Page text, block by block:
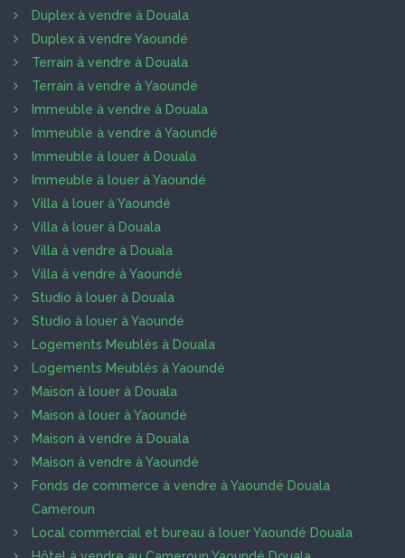
Duplex à vendre à Douala
Duplex à vendre Yaoundé
Terrain à vendre à Douala
Terrain à vendre à Yaoundé
Immeuble à vendre à Douala
Immeuble à vendre à Yaoundé
Immeuble à louer à Douala
Immeuble à louer à Yaoundé
Villa à louer à Yaoundé
Villa à louer à Douala
Villa à vendre à Douala
Villa à vendre à Yaoundé
Studio à louer à Douala
Studio à louer à Yaoundé
Logements Meublés à Douala
Logements Meublés à Yaoundé
Maison à louer à Douala
Maison à louer à Yaoundé
Maison à vendre à Douala
Maison à vendre à Yaoundé
Fonds de commerce à vendre à Yaoundé Douala
Cameroun
Local commercial et bureau à louer Yaoundé Douala